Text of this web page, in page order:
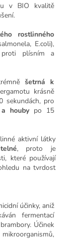
v BIO kvalitě
rostlinného
E.coli),
proti plísním a
šetrná k
krásně
sekundách, pro
houby po 15
aktivní látky
, proto je
které používají
na tvrdost
účinky, aniž
fermentací
Účinek